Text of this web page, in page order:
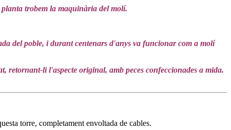
trobem la maquinària del molí.
del poble, i durant centenars d'anys va funcionar com a molí
retornant-li l'aspecte original, amb peces confeccionades a mida.
torre, completament envoltada de cables.